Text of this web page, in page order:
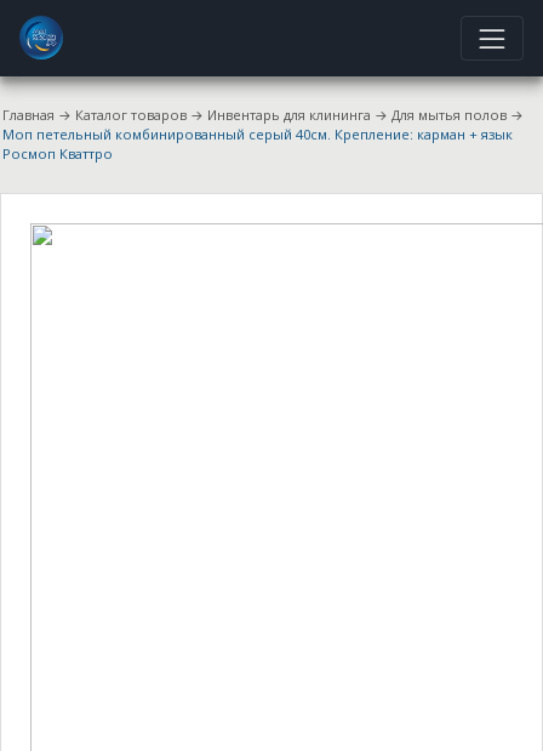
Главная → Каталог товаров → Инвентарь для клининга → Для мытья полов →
Моп петельный комбинированный серый 40см. Крепление: карман + язык
Росмоп Кваттро